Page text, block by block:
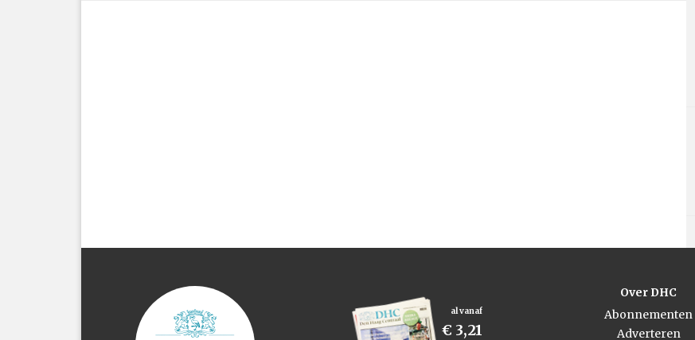
al vanaf
€ 3,21
Over DHC
Abonnementen
Adverteren